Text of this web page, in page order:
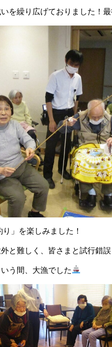
を繰り広げておりました！
」を楽しみました！
と難しく、皆さまと試行錯
う間、大漁でした